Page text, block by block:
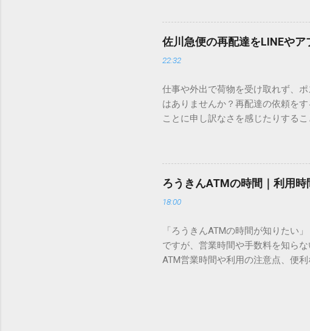
ードを打ち込むだけで一瞬で旧字
この方法をマスターすれば、もう
が出てこないのか？ そもそも、な
認識する仕組みにあります。 日本
準」「第2水準」といった形で整理
「Unicode（ユニコード）」や「
所」のような番号が割り振られて
び出すことができるのです。 2.
できます。 具体的な手順（
角」にする（※重要）。 **「
力した数字が、一瞬で対応する漢
佐川急便の再配達をLINEや
22:32
仕事や外出で荷物を受け取れず、
はありませんか？再配達の依頼を
ことに申し訳なさを感じたりする
ビス「スマートクラブ」と、LINE
なります。この記事では、忙しい
す。 佐川急便の再配達が劇的に変
会員サービス「スマートクラブ」
す。 以前はウェブサイトを開いて
じめ配達時間を変更するといった
本国内で最も利用されているコミ
します。 1. トーク画面からワンタ
接届きます。そのまま画面上のボ
ろうきんATMの時間｜利用
18:00
「ろうきんATMの時間が知りたい
ですが、営業時間や手数料を知ら
ATM営業時間や利用の注意点、便
日：休止（※一部店舗では土曜日